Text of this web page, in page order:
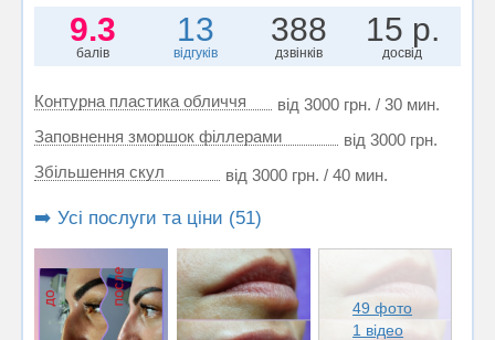
9.3
балів
13
відгуків
388
дзвінків
15 р.
досвід
Контурна пластика обличчя
від 3000 грн. / 30 мин.
Заповнення зморшок філлерами
від 3000 грн.
Збільшення скул
від 3000 грн. / 40 мин.
➡️ Усі послуги та ціни (51)
49 фото
1 відео